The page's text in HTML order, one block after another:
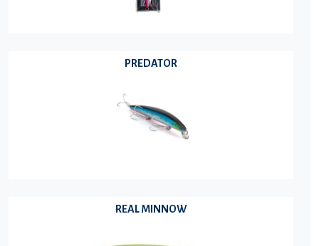
PREDATOR
REAL MINNOW